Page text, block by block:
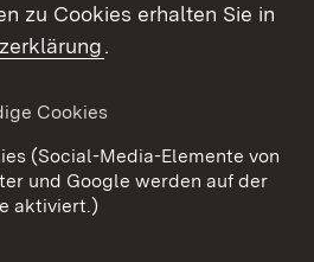
Datenschutz
Cookies
zu Cookies erhalten Sie in
.
Cookies
(Social-Media-Elemente von
und Google werden auf der
aktiviert.)